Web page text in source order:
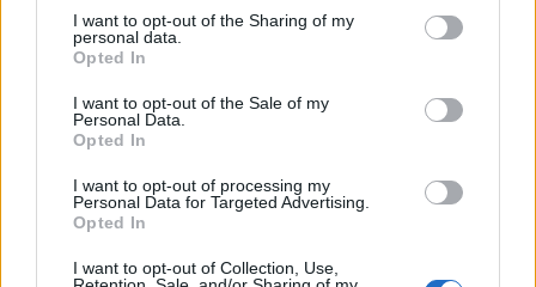
I want to opt-out of the Sharing of my
personal data.
Opted In
I want to opt-out of the Sale of my
Personal Data.
Opted In
I want to opt-out of processing my
Personal Data for Targeted Advertising.
Opted In
I want to opt-out of Collection, Use,
7
Spin
08:00
7
Večer pesmi Đorđa Balaševića
Najbolj brano